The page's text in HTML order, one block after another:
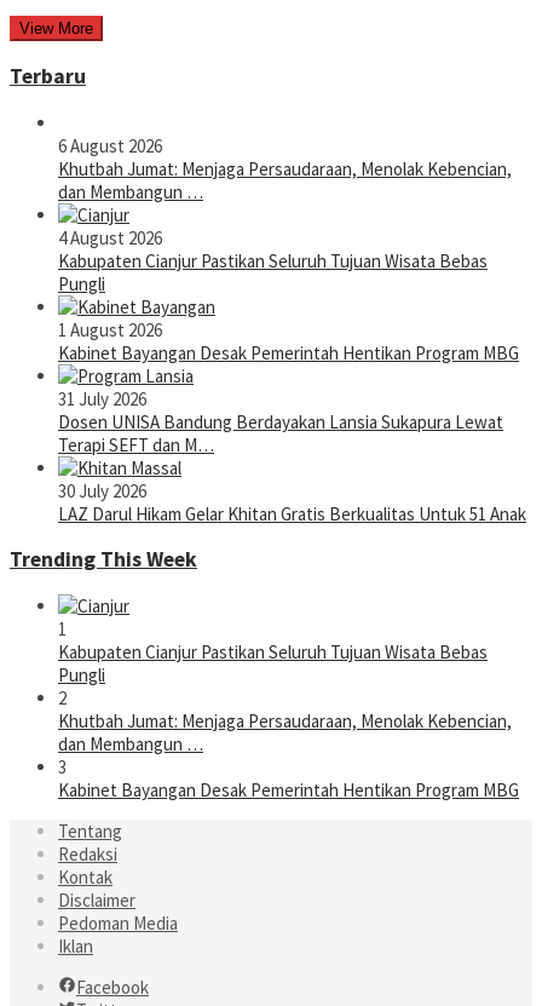
View More
Terbaru
6 August 2026
Khutbah Jumat: Menjaga Persaudaraan, Menolak Kebencian,
dan Membangun …
4 August 2026
Kabupaten Cianjur Pastikan Seluruh Tujuan Wisata Bebas
Pungli
1 August 2026
Kabinet Bayangan Desak Pemerintah Hentikan Program MBG
31 July 2026
Dosen UNISA Bandung Berdayakan Lansia Sukapura Lewat
Terapi SEFT dan M…
30 July 2026
LAZ Darul Hikam Gelar Khitan Gratis Berkualitas Untuk 51 Anak
Trending This Week
1
Kabupaten Cianjur Pastikan Seluruh Tujuan Wisata Bebas
Pungli
2
Khutbah Jumat: Menjaga Persaudaraan, Menolak Kebencian,
dan Membangun …
3
Kabinet Bayangan Desak Pemerintah Hentikan Program MBG
Tentang
Redaksi
Kontak
Disclaimer
Pedoman Media
Iklan
Facebook